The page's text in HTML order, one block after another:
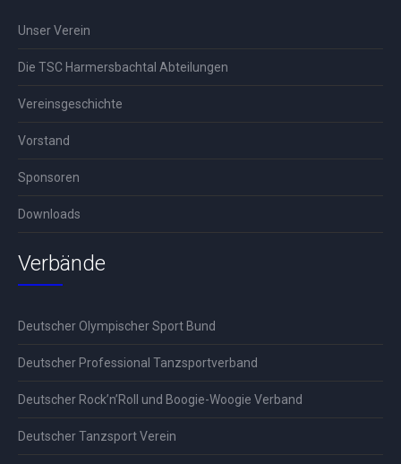
Unser Verein
Die TSC Harmersbachtal Abteilungen
Vereinsgeschichte
Vorstand
Sponsoren
Downloads
Verbände
Deutscher Olympischer Sport Bund
Deutscher Professional Tanzsportverband
Deutscher Rock’n’Roll und Boogie-Woogie Verband
Deutscher Tanzsport Verein